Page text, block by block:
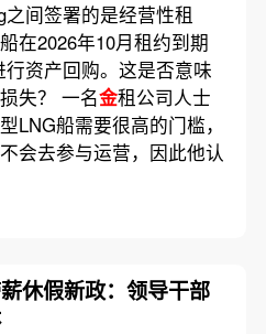
之间签署的是经营性租
在2026年10月租约到期
资产回购。这是否意味
失？ 一名金租公司人士
LNG船需要很高的门槛，
会去参与运营，因此他认
休假新政：领导干部